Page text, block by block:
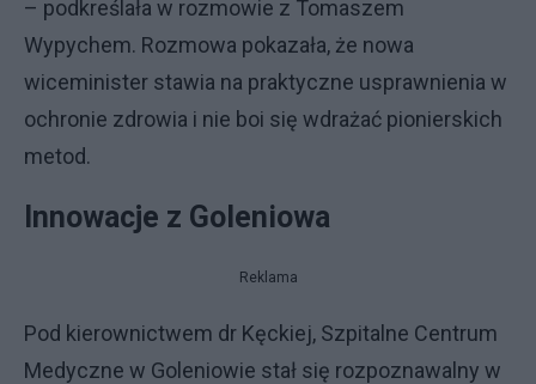
– podkreślała w rozmowie z Tomaszem
Wypychem. Rozmowa pokazała, że nowa
wiceminister stawia na praktyczne usprawnienia w
ochronie zdrowia i nie boi się wdrażać pionierskich
metod.
Innowacje z Goleniowa
Reklama
Pod kierownictwem dr Kęckiej, Szpitalne Centrum
Medyczne w Goleniowie stał się rozpoznawalny w